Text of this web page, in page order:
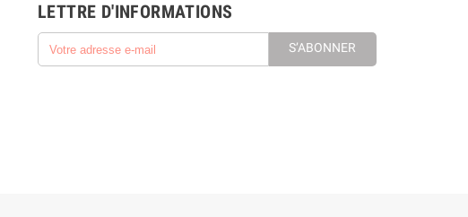
LETTRE D'INFORMATIONS
S’ABONNER